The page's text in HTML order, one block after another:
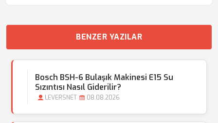
BENZER YAZILAR
Bosch BSH-6 Bulaşık Makinesi E15 Su
Sızıntısı Nasıl Giderilir?
LEVERSNET 08.08.2026